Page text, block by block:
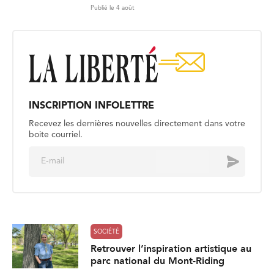
Publié le 4 août
INSCRIPTION INFOLETTRE
Recevez les dernières nouvelles directement dans votre
boite courriel.
Envoyer
SOCIÉTÉ
Retrouver l’inspiration artistique au
parc national du Mont-Riding